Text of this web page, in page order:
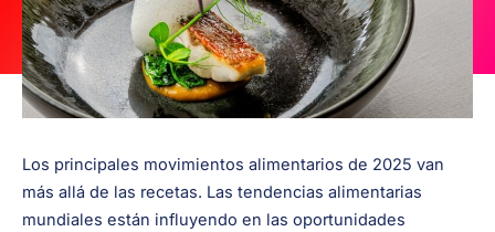
Los principales movimientos alimentarios de 2025 van
más allá de las recetas. Las tendencias alimentarias
mundiales están influyendo en las oportunidades